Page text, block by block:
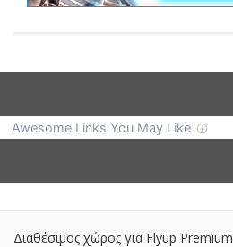
Διαθέσιμος χώρος για Flyup Premium